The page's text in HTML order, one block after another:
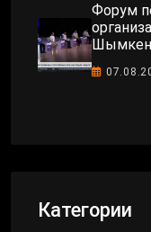
Форум
Категории